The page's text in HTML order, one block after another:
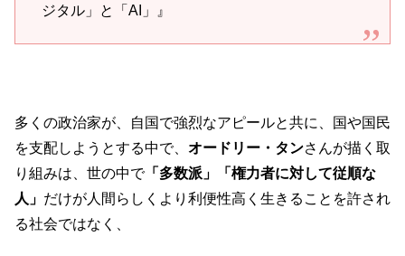
ジタル」と「AI」』
多くの政治家が、自国で強烈なアピールと共に、国や国民
を支配しようとする中で、 オードリー・タンさんが描く取
り組みは、世の中で「多数派」「権力者に対して従順な
人」 だけが人間らしくより利便性高く生きることを許され
る社会ではなく、